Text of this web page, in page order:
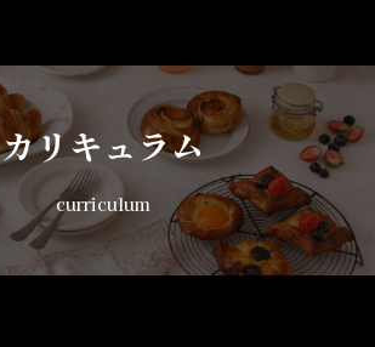
カリキュラム
curriculum